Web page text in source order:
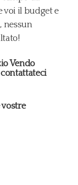
voi il budget e
nessun
Vendo